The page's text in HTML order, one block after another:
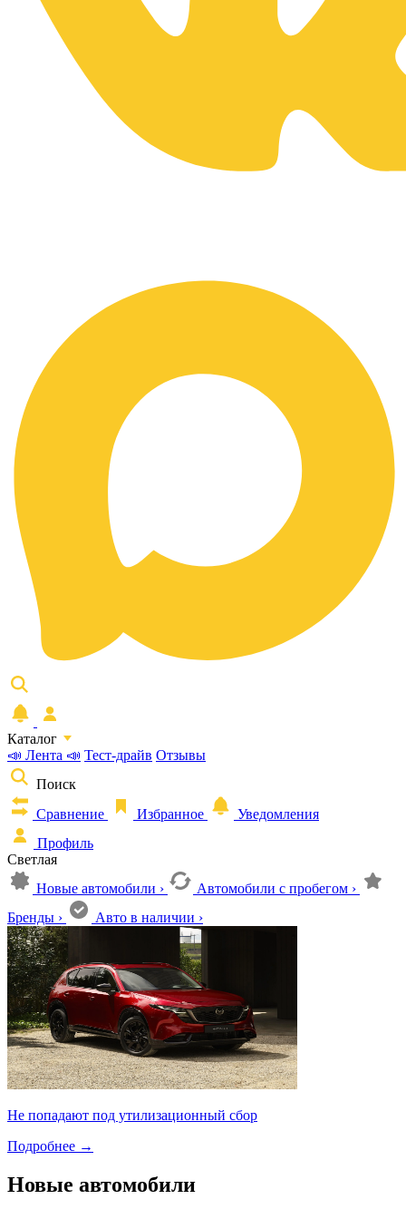
Каталог
📣 Лента 📣 Тест-драйв Отзывы
Поиск
Сравнение
Избранное
Уведомления
Профиль
Светлая
Новые автомобили › Автомобили с пробегом ›
Бренды › Авто в наличии ›
Не попадают под утилизационный сбор
Подробнее →
Новые автомобили